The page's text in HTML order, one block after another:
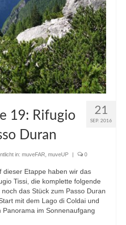
21
SEP. 2016
19: Rifugio
Duran
in: muveFAR muveUP 0
dieser Etappe haben wir das
Tissi, die komplette folgende
das Stück zum Passo Duran
mit dem Lago di Coldai und
im Sonnenaufgang